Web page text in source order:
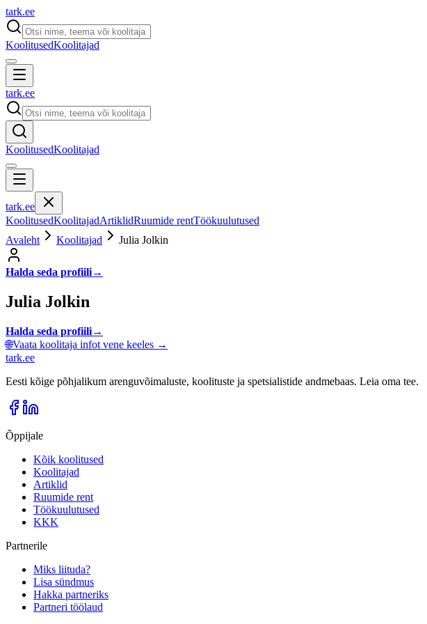
tark.ee
KoolitusedKoolitajad
tark.ee
KoolitusedKoolitajad
tark.ee
KoolitusedKoolitajadArtiklidRuumide rentTöökuulutused
Avaleht
Koolitajad Julia Jolkin
Halda seda profiili→
Julia Jolkin
Halda seda profiili→
🌐Vaata koolitaja infot vene keeles →
tark.ee
Eesti kõige põhjalikum arenguvõimaluste, koolituste ja spetsialistide andmebaas. Leia oma tee.
Õppijale
Kõik koolitused
Koolitajad
Artiklid
Ruumide rent
Töökuulutused
KKK
Partnerile
Miks liituda?
Lisa sündmus
Hakka partneriks
Partneri töölaud